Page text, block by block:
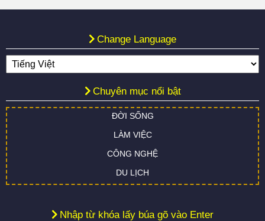
Change Language
Chuyên mục nổi bật
ĐỜI SỐNG
LÀM VIỆC
CÔNG NGHỆ
DU LỊCH
Nhập từ khóa lấy búa gõ vào Enter